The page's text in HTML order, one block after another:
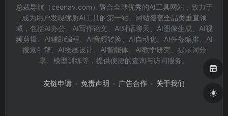
总裁导航（ceonav.com）聚合全球优秀的AI工具网站，致力于
成为用户发现优质AI工具的第一站。网站覆盖全品类垂直领
域，包括AI办公、AI写作论文、AI对话聊天、AI图像生成、AI视
频剪辑、AI辅助编程、AI音频转换、AI自动化、AI任务编排、AI
搜索引擎、AI绘画设计、AI智能体、AI教学研究、提示词分
享、模型训练等，提供便捷的查询与访问服务。
友链申请 免责声明 广告合作 关于我们